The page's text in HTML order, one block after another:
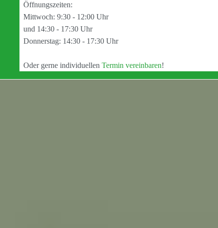
Öffnungszeiten:
Mittwoch: 9:30 - 12:00 Uhr
und 14:30 - 17:30 Uhr
Donnerstag: 14:30 - 17:30 Uhr
Oder gerne individuellen Termin vereinbaren!